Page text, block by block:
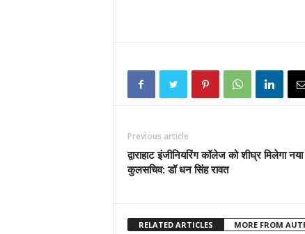
Previous article
द्वाराहाट इंजीनियरिंग कॉलेज को शीघ्र मिलेगा नया
कुलसचिव: डॉ धन सिंह रावत
RELATED ARTICLES MORE FROM